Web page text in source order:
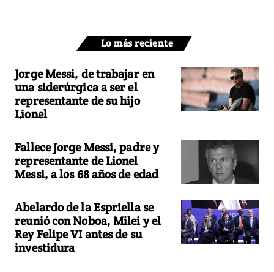
Lo más reciente
Jorge Messi, de trabajar en
una siderúrgica a ser el
representante de su hijo
Lionel
Fallece Jorge Messi, padre y
representante de Lionel
Messi, a los 68 años de edad
Abelardo de la Espriella se
reunió con Noboa, Milei y el
Rey Felipe VI antes de su
investidura